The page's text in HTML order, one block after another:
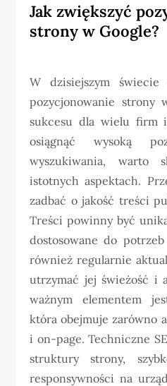
Jak zwiększyć
strony w Google?
W dzisiejszym świecie
pozycjonowanie strony
sukcesu dla wielu firm
osiągnąć wysoką
wyszukiwania,
istotnych aspektach.
zadbać o jakość treści
Treści powinny być
dostosowane do
również regularnie
utrzymać jej świeżość i
ważnym elementem
która obejmuje zarówno
i on-page. Techniczne
struktury strony,
responsywności na